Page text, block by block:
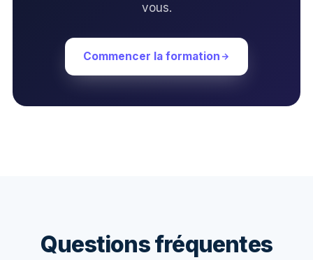
vous.
Commencer la formation
Questions fréquentes